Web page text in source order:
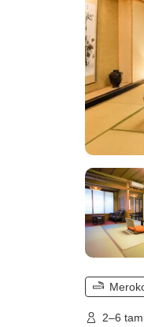
2–6